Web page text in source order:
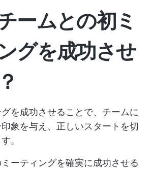
ームとの初ミ
グを成功させ
を成功させることで、チームに
象を与え、正しいスタートを切
。
ーティングを確実に成功させる